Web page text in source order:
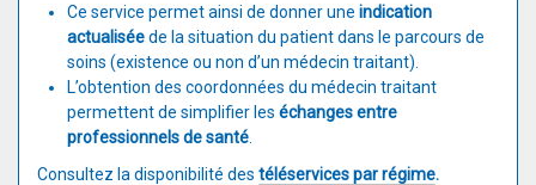
Ce service permet ainsi de donner une indication
actualiséede la situation du patient dans le parcours de
soins (existence ou non d’un médecin traitant).
L’obtention des coordonnées du médecin traitant
permettent de simplifier les échanges entre
professionnels de santé
​Consultez la disponibilité des téléservices par régime.